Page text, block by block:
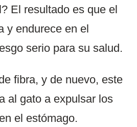
El resultado es que el
y endurece en el
serio para su salud.
fibra, y de nuevo, este
al gato a expulsar los
el estómago.